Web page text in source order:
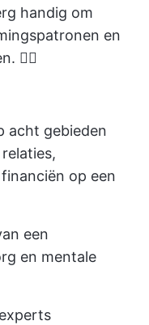
handig om
en
🧘‍♂️
acht gebieden
op een
een
en mentale